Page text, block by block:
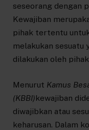
seseorang dengan
Kewajiban
pihak tertentu
melakukan sesuatu
dilakukan oleh
Menurut Kamus
(KBBI)kewajiban
diwajibkan atau
keharusan. Dalam